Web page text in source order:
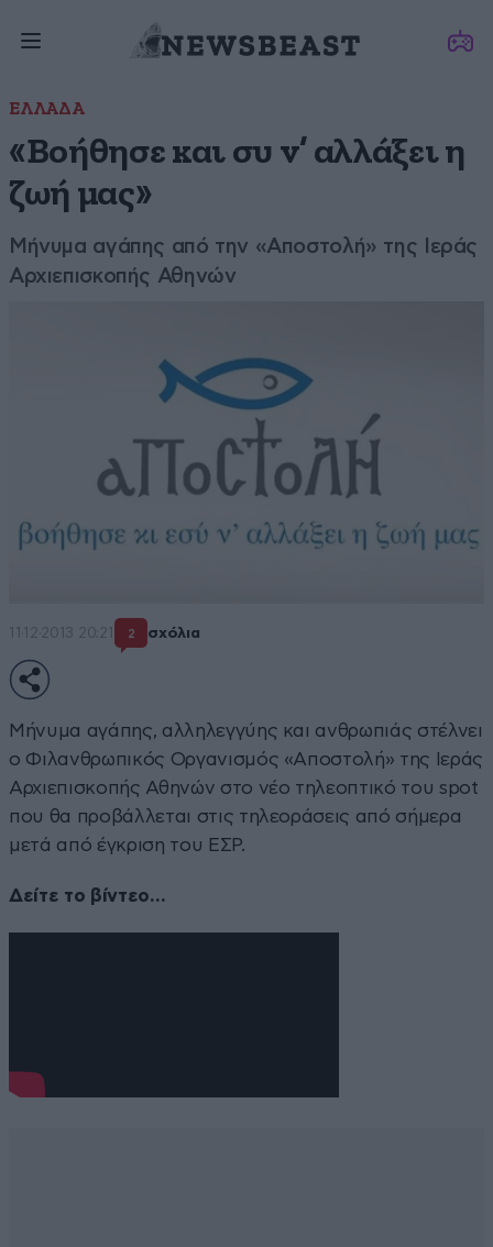
ΕΛΛΑΔΑ
«Βοήθησε και συ ν’ αλλάξει η
ζωή μας»
Μήνυμα αγάπης από την «Αποστολή» της Ιεράς
Αρχιεπισκοπής Αθηνών
11·12·2013 20:21 2 σχόλια
Μήνυμα αγάπης, αλληλεγγύης και ανθρωπιάς στέλνει
ο Φιλανθρωπικός Οργανισμός «Αποστολή» της Ιεράς
Αρχιεπισκοπής Αθηνών στο νέο τηλεοπτικό του spot
που θα προβάλλεται στις τηλεοράσεις από σήμερα
μετά από έγκριση του ΕΣΡ.
Δείτε το βίντεο…